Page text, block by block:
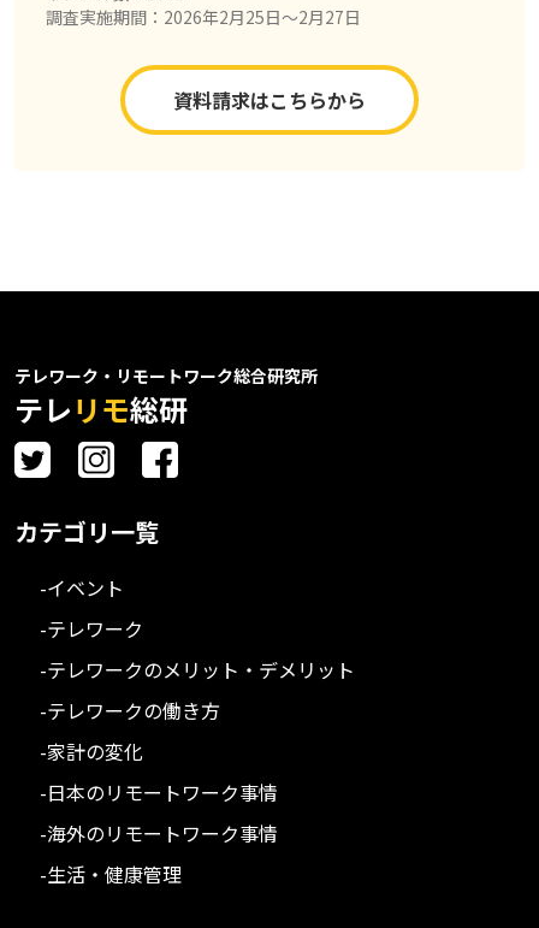
調査実施期間：2026年2月25日〜2月27日
資料請求はこちらから
テレワーク・リモートワーク総合研究所
テレリモ総研
カテゴリ一覧
-イベント
-テレワーク
-テレワークのメリット・デメリット
-テレワークの働き方
-家計の変化
-日本のリモートワーク事情
-海外のリモートワーク事情
-生活・健康管理